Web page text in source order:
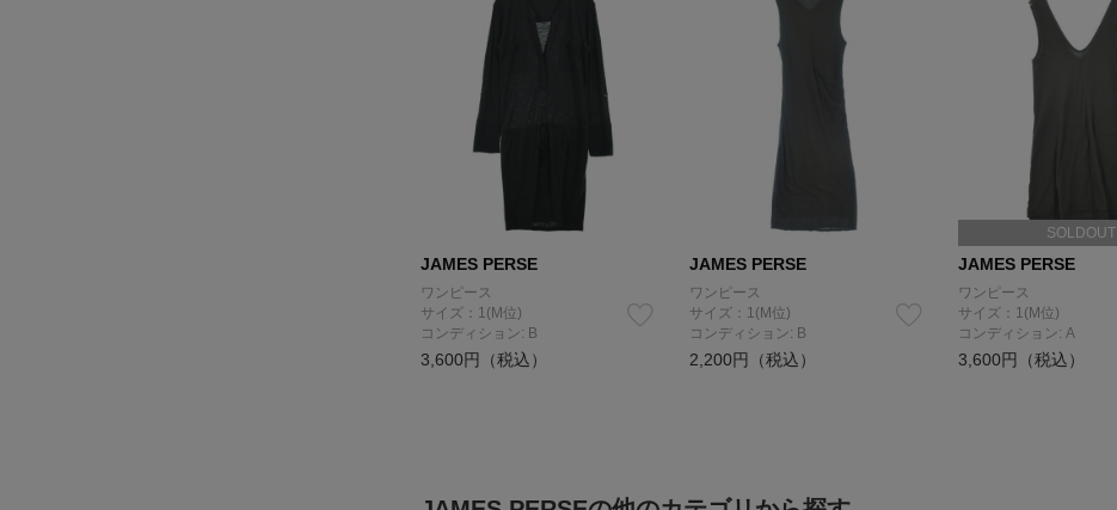
JAMES PERSE
ワンピース
サイズ：1(M位)
コンディション: B
3,600円（税込）
JAMES PERSE
ワンピース
サイズ：1(M位)
コンディション: B
2,200円（税込）
SOLDOUT
JAMES PERSE
ワンピース
サイズ：1(M位)
コンディション: A
3,600円（税込）